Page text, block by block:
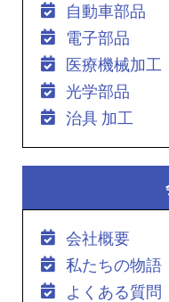
自動車部品
電子部品
医療機械加工
光学部品
治具 加工
会社概要
私たちの物語
よくある質問